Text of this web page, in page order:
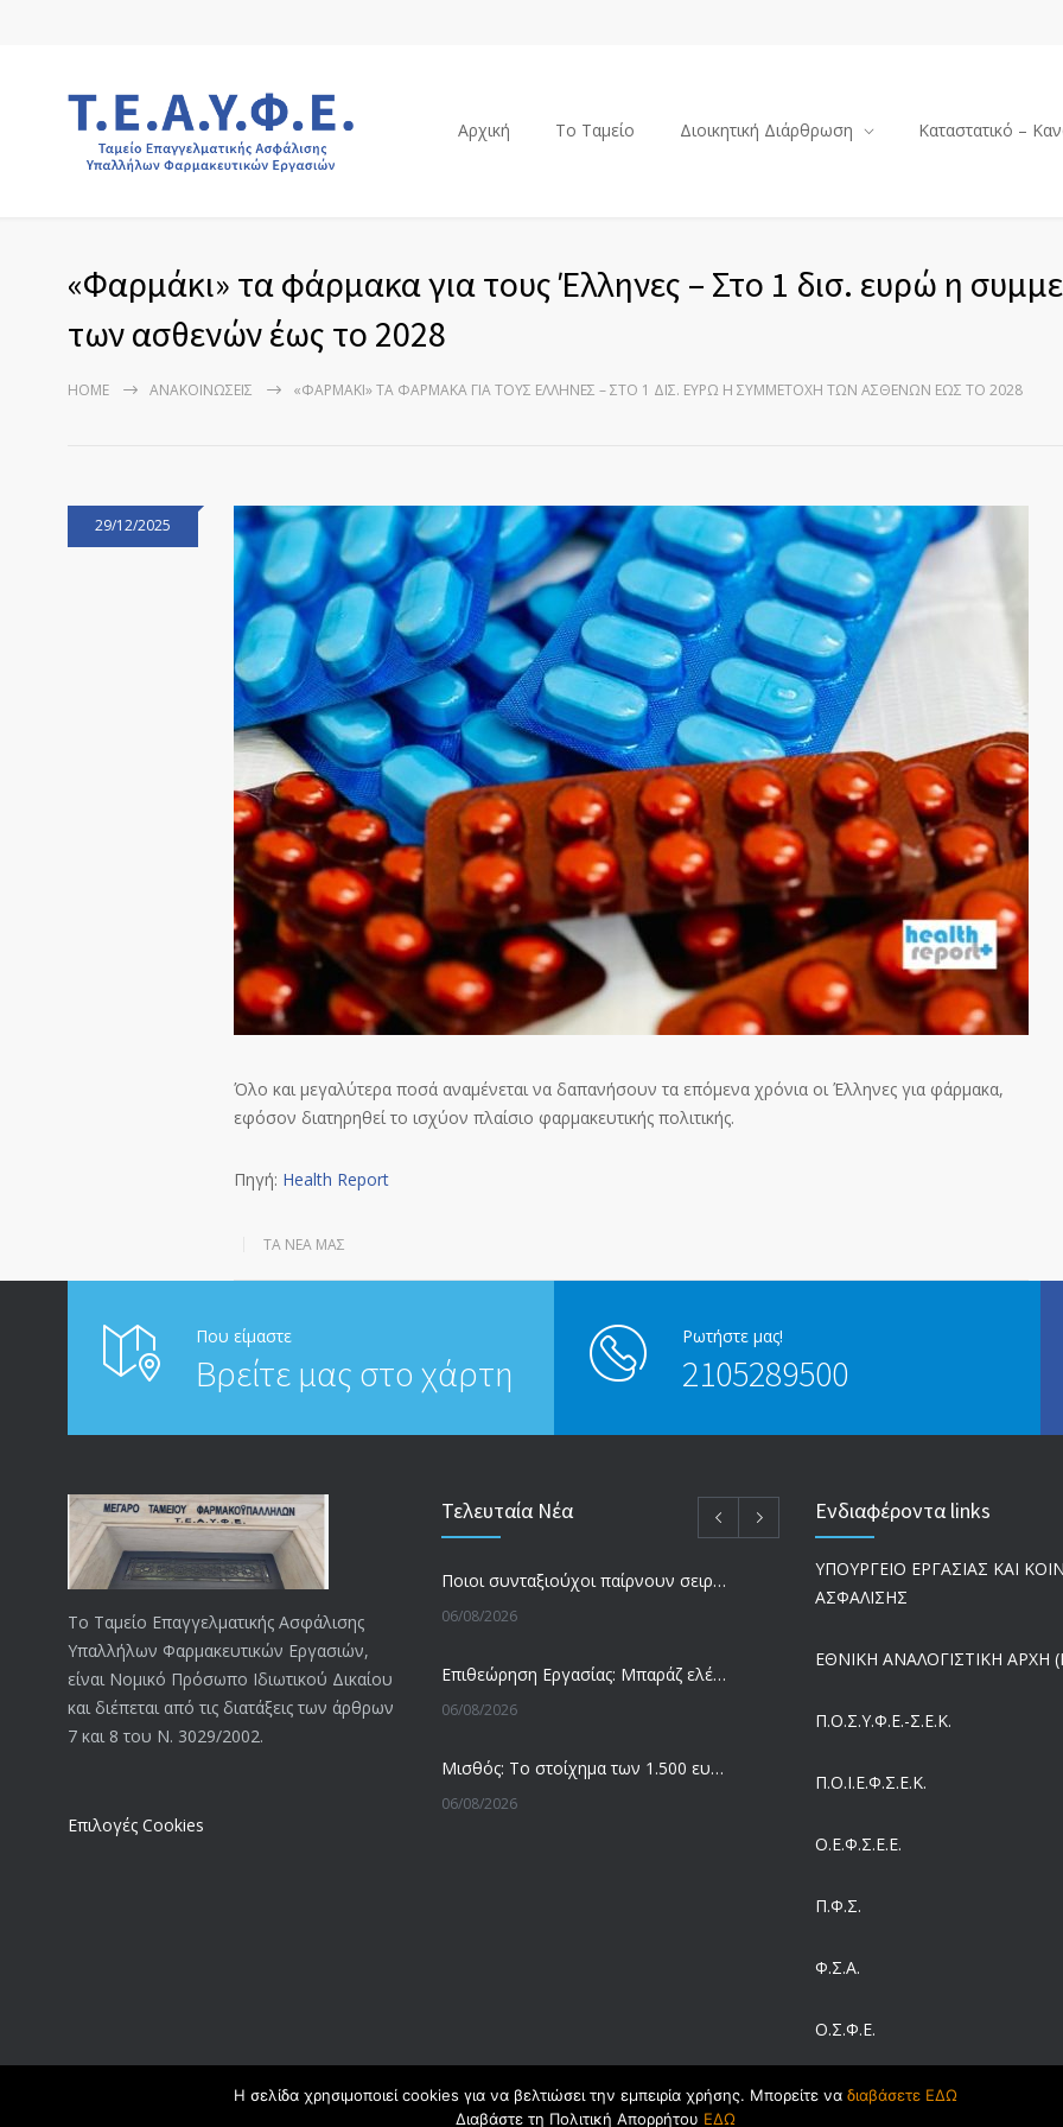
Αρχική Το Ταμείο Διοικητική Διάρθρωση Καταστατικό –
«Φαρμάκι» τα φάρμακα για τους Έλληνες – Στο 1 δισ. ευρώ η
των ασθενών έως το 2028
HOME ΑΝΑΚΟΙΝΏΣΕΙΣ «ΦΑΡΜΆΚΙ» ΤΑ ΦΆΡΜΑΚΑ ΓΙΑ ΤΟΥΣ ΈΛΛΗΝΕΣ – ΣΤΟ 1 ΔΙΣ. ΕΥΡΏ Η ΣΥΜΜΕΤΟΧΉ ΤΩΝ ΑΣΘΕΝΏΝ ΈΩΣ ΤΟ 2028
29/12/2025
Όλο και μεγαλύτερα ποσά αναμένεται να δαπανήσουν τα επόμενα χρόνια οι Έλληνες για φάρμακα,
εφόσον διατηρηθεί το ισχύον πλαίσιο φαρμακευτικής πολιτικής.
Πηγή: Health Report
ΤΑ ΝΈΑ ΜΑΣ
Που είμαστε
Βρείτε μας στο χάρτη
Ρωτήστε μας!
2105289500
Το Ταμείο Επαγγελματικής Ασφάλισης
Υπαλλήλων Φαρμακευτικών Εργασιών,
είναι Νομικό Πρόσωπο Ιδιωτικού Δικαίου
και διέπεται από τις διατάξεις των άρθρων
7 και 8 του Ν. 3029/2002.
Επιλογές Cookies
Τελευταία Νέα
Ποιοι συνταξιούχοι παίρνουν σειρά για επανυπολογισμό σύνταξης με αύξηση και αναδρομικά – Οι εκκρεμότητες ανά Ταμείο
06/08/2026
Επιθεώρηση Εργασίας: Μπαράζ ελέγχων με tablets και drones
06/08/2026
Μισθός: Το στοίχημα των 1.500 ευρώ – Πόσοι εργαζόμενοι παίρνουν αυτά τα χρήματα
06/08/2026
05/08/2026
Ενδιαφέροντα links
ΥΠΟΥΡΓΕΙΟ ΕΡΓΑΣΙΑΣ ΚΑΙ
ΑΣΦΑΛΙΣΗΣ
ΕΘΝΙΚΗ ΑΝΑΛΟΓΙΣΤΙΚΗ ΑΡΧΗ
Π.Ο.Σ.Υ.Φ.Ε.-Σ.Ε.Κ.
Π.O.I.Ε.Φ.Σ.Ε.Κ.
Ο.Ε.Φ.Σ.Ε.Ε.
Π.Φ.Σ.
Φ.Σ.Α.
Ο.Σ.Φ.Ε.
ΣΕΙΒ
Η σελίδα χρησιμοποιεί cookies για να βελτιώσει την εμπειρία χρήσης. Μπορείτε να διαβάσετε ΕΔΩ
Διαβάστε τη Πολιτική Απορρήτου ΕΔΩ